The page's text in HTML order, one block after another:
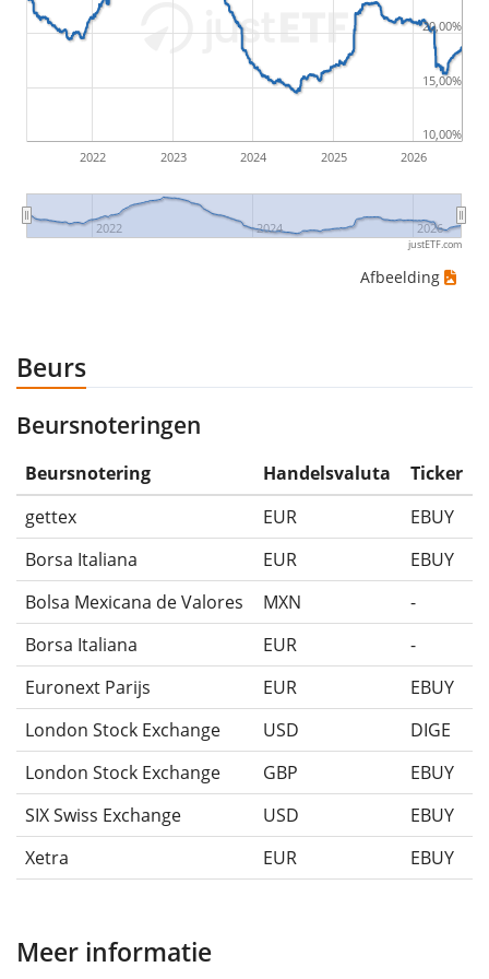
would be (5€ - 10€)/10€ = -50%.
ETF-rendementen zijn inclusief dividenduitkeringen
2022 2023 2024 2025 2026
2022 2024 2026
10,00%
15,00%
20,00%
justETF.com
Afbeelding
Beurs
Beursnoteringen
Beursnotering Handelsvaluta
Ticker
gettex
EUR
EBUY
Borsa Italiana
EUR
EBUY
Bolsa Mexicana de Valores
MXN
-
Borsa Italiana
EUR
-
Euronext Parijs
EUR
EBUY
London Stock Exchange
USD
DIGE
London Stock Exchange
GBP
EBUY
SIX Swiss Exchange
USD
EBUY
Xetra
EUR EBUY
Meer informatie